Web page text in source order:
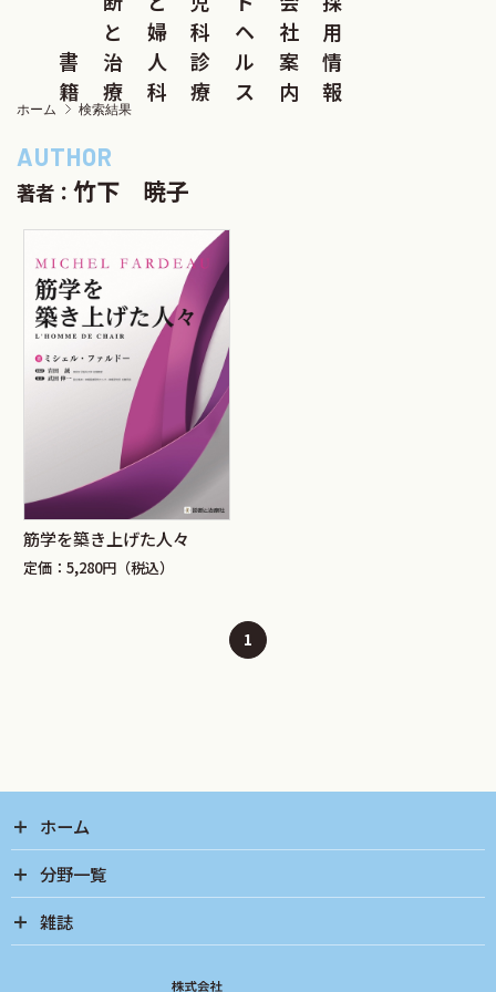
書
籍
と
治
療
婦
人
科
科
診
療
ヘ
ル
ス
社
案
内
用
情
報
ホーム 検索結果
著者： 竹下 暁子
筋学を築き上げた人々
定価：5,280円（税込）
1
ホーム
分野一覧
雑誌